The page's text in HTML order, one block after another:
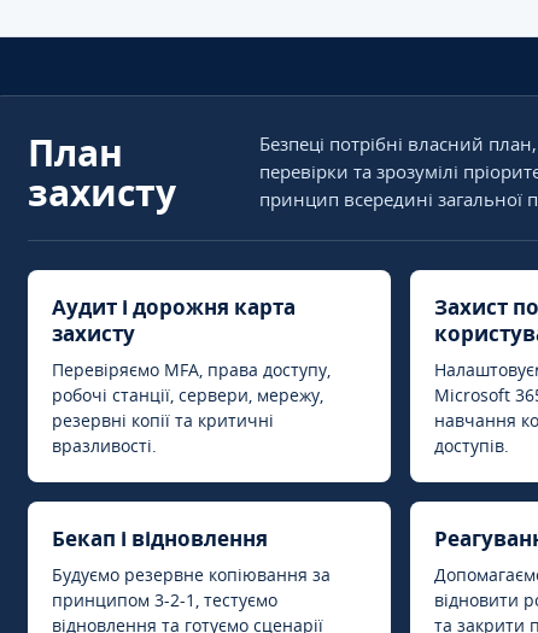
План
захисту
Безпеці потрібні власний
перевірки та зрозумілі
принцип всередині загальної
Аудит і дорожня карта
захисту
Перевіряємо MFA, права доступу,
робочі станції, сервери, мережу,
резервні копії та критичні
вразливості.
Захист
Microsoft
навчання
доступів.
Бекап і відновлення
Будуємо резервне копіювання за
принципом 3-2-1, тестуємо
відновлення та готуємо сценарії
відновити
та закрити